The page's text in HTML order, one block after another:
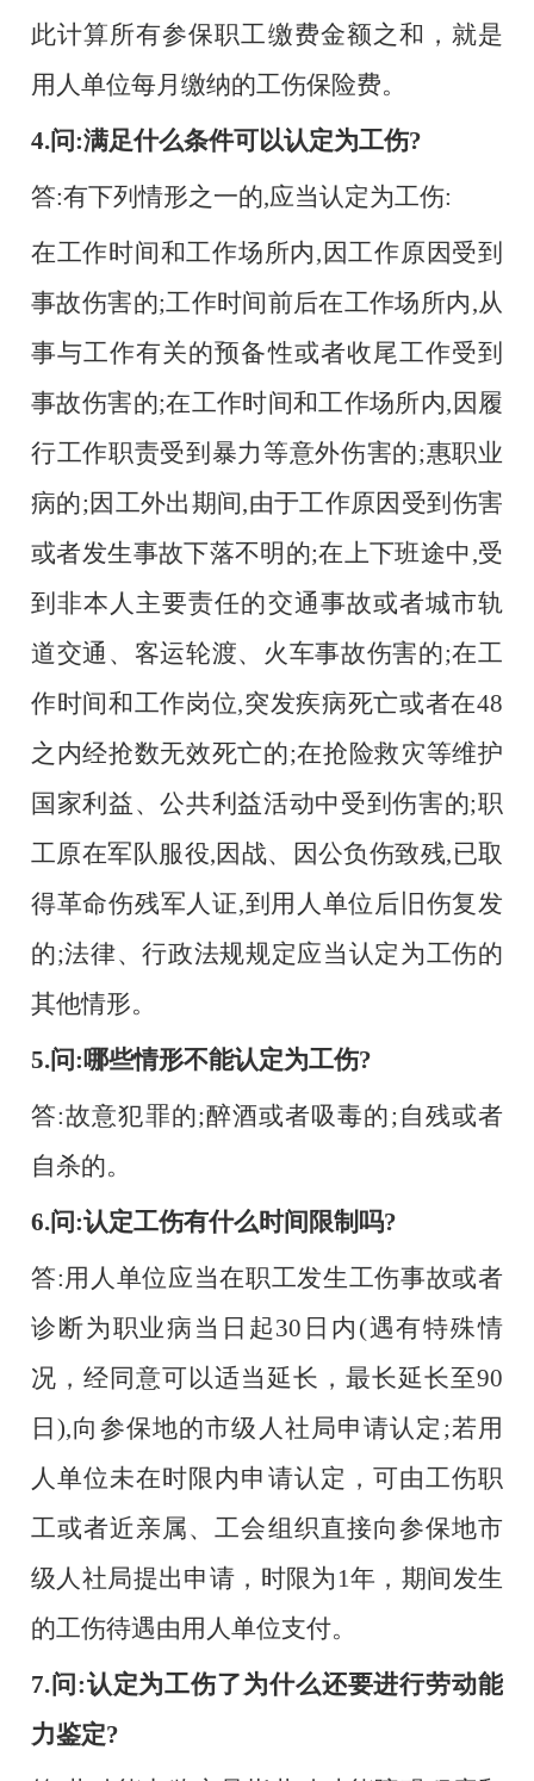
此计算所有参保职工缴费金额之和，就是
用人单位每月缴纳的工伤保险费。
4.问:满足什么条件可以认定为工伤?
答:有下列情形之一的,应当认定为工伤:
在工作时间和工作场所内,因工作原因受到
事故伤害的;工作时间前后在工作场所内,从
事与工作有关的预备性或者收尾工作受到
事故伤害的;在工作时间和工作场所内,因履
行工作职责受到暴力等意外伤害的;惠职业
病的;因工外出期间,由于工作原因受到伤害
或者发生事故下落不明的;在上下班途中,受
到非本人主要责任的交通事故或者城市轨
道交通、客运轮渡、火车事故伤害的;在工
作时间和工作岗位,突发疾病死亡或者在48
之内经抢数无效死亡的;在抢险救灾等维护
国家利益、公共利益活动中受到伤害的;职
工原在军队服役,因战、因公负伤致残,已取
得革命伤残军人证,到用人单位后旧伤复发
的;法律、行政法规规定应当认定为工伤的
其他情形。
5.问:哪些情形不能认定为工伤?
答:故意犯罪的;醉酒或者吸毒的;自残或者
自杀的。
6.问:认定工伤有什么时间限制吗?
答:用人单位应当在职工发生工伤事故或者
诊断为职业病当日起30日内(遇有特殊情
况，经同意可以适当延长，最长延长至90
日),向参保地的市级人社局申请认定;若用
人单位未在时限内申请认定，可由工伤职
工或者近亲属、工会组织直接向参保地市
级人社局提出申请，时限为1年，期间发生
的工伤待遇由用人单位支付。
7.问:认定为工伤了为什么还要进行劳动能
力鉴定?